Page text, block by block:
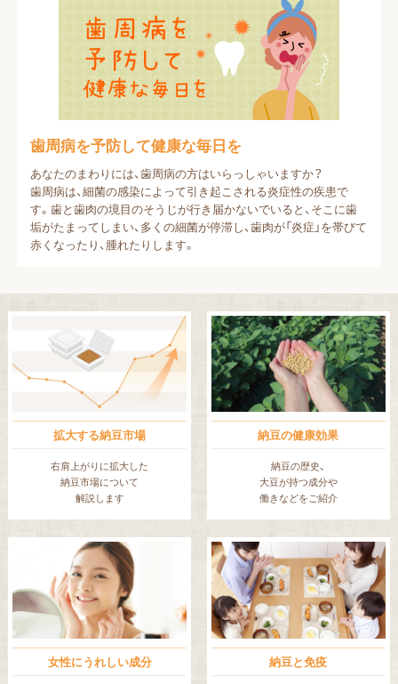
歯周病を予防して健康な毎日を
あなたのまわりには、歯周病の方はいらっしゃいますか？
歯周病は、細菌の感染によって引き起こされる炎症性の疾患で
す。歯と歯肉の境目のそうじが行き届かないでいると、そこに歯
垢がたまってしまい、多くの細菌が停滞し、歯肉が「炎症」を帯びて
赤くなったり、腫れたりします。
拡大する納豆市場
右肩上がりに拡大した
納豆市場について
解説します
納豆の健康効果
納豆の歴史、
大豆が持つ成分や
働きなどをご紹介
女性にうれしい成分 納豆と免疫